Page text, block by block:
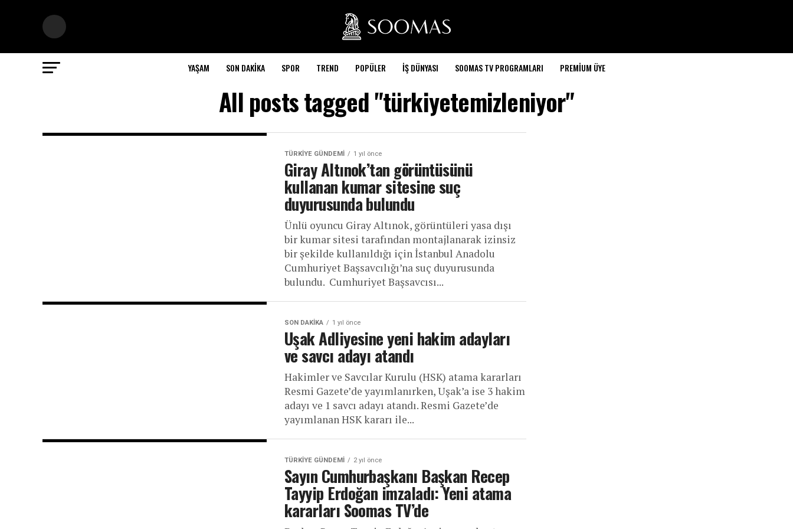
YAŞAM SON DAKIKA SPOR TREND POPÜLER İŞ DÜNYASI SOOMAS TV PROGRAMLARI PREMIUM ÜYE
All posts tagged "türkiyetemizleniyor"
TÜRKIYE GÜNDEMI 1 yıl önce
Giray Altınok’tan görüntüsünü
kullanan kumar sitesine suç
duyurusunda bulundu
Ünlü oyuncu Giray Altınok, görüntüleri yasa dışı
bir kumar sitesi tarafından montajlanarak izinsiz
bir şekilde kullanıldığı için İstanbul Anadolu
Cumhuriyet Başsavcılığı’na suç duyurusunda
bulundu. Cumhuriyet Başsavcısı...
SON DAKIKA 1 yıl önce
Uşak Adliyesine yeni hakim adayları
ve savcı adayı atandı
Hakimler ve Savcılar Kurulu (HSK) atama kararları
Resmi Gazete’de yayımlanırken, Uşak’a ise 3 hakim
adayı ve 1 savcı adayı atandı. Resmi Gazete’de
yayımlanan HSK kararı ile...
TÜRKIYE GÜNDEMI 2 yıl önce
Sayın Cumhurbaşkanı Başkan Recep
Tayyip Erdoğan imzaladı: Yeni atama
kararları Soomas TV’de